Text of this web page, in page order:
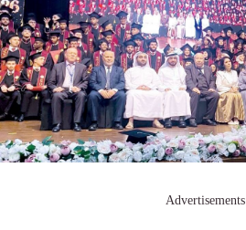
Advertisements